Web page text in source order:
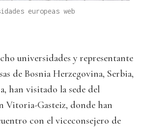
europeas web
universidades y representante
de Bosnia Herzegovina, Serbia,
han visitado la sede del
Vitoria-Gasteiz, donde han
con el viceconsejero de